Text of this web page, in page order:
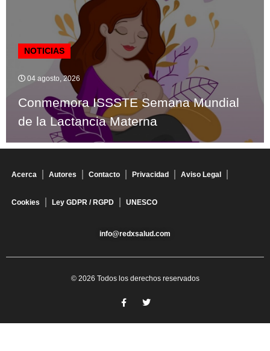
NOTICIAS
04 agosto, 2026
Conmemora ISSSTE Semana Mundial
de la Lactancia Materna
Acerca Autores Contacto Privacidad Aviso Legal
Cookies Ley GDPR / RGPD UNESCO
info@redxsalud.com
© 2026 Todos los derechos reservados